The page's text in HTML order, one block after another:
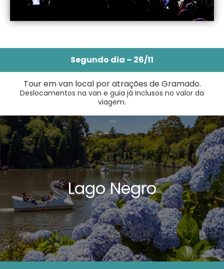
Segundo dia – 26/11
Tour em van local por atrações de Gramado.
Deslocamentos na van e guia já inclusos no valor da
viagem.
Lago Negro